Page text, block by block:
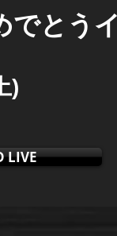
でとう
)
LIVE